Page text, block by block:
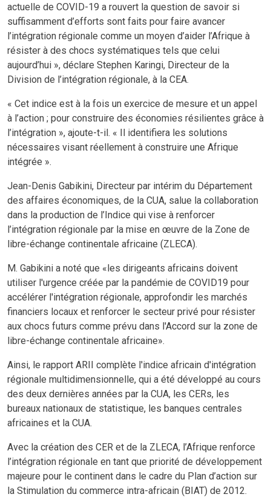
actuelle de COVID-19 a rouvert la question de savoir si
suffisamment d’efforts sont faits pour faire avancer
l’intégration régionale comme un moyen d’aider l’Afrique à
résister à des chocs systématiques tels que celui
aujourd’hui », déclare Stephen Karingi, Directeur de la
Division de l’intégration régionale, à la CEA.
« Cet indice est à la fois un exercice de mesure et un appel
à l’action ; pour construire des économies résilientes grâce à
l’intégration », ajoute-t-il. « Il identifiera les solutions
nécessaires visant réellement à construire une Afrique
intégrée ».
Jean-Denis Gabikini, Directeur par intérim du Département
des affaires économiques, de la CUA, salue la collaboration
dans la production de l’Indice qui vise à renforcer
l’intégration régionale par la mise en œuvre de la Zone de
libre-échange continentale africaine (ZLECA).
M. Gabikini a noté que «les dirigeants africains doivent
utiliser l'urgence créée par la pandémie de COVID19 pour
accélérer l'intégration régionale, approfondir les marchés
financiers locaux et renforcer le secteur privé pour résister
aux chocs futurs comme prévu dans l'Accord sur la zone de
libre-échange continentale africaine».
Ainsi, le rapport ARII complète l'indice africain d'intégration
régionale multidimensionnelle, qui a été développé au cours
des deux dernières années par la CUA, les CERs, les
bureaux nationaux de statistique, les banques centrales
africaines et la CUA.
Avec la création des CER et de la ZLECA, l’Afrique renforce
l’intégration régionale en tant que priorité de développement
majeure pour le continent dans le cadre du Plan d’action sur
la Stimulation du commerce intra-africain (BIAT) de 2012.